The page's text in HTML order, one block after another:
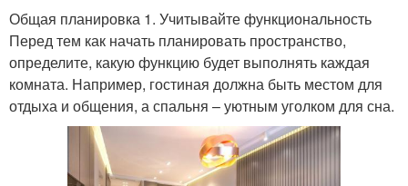
Общая планировка 1. Учитывайте функциональность
Перед тем как начать планировать пространство,
определите, какую функцию будет выполнять каждая
комната. Например, гостиная должна быть местом для
отдыха и общения, а спальня – уютным уголком для сна.